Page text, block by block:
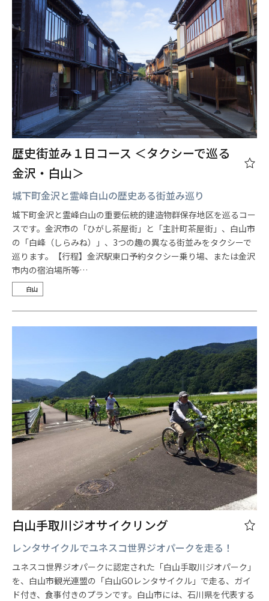
歴史街並み１日コース ＜タクシーで巡る
金沢・白山＞
城下町金沢と霊峰白山の歴史ある街並み巡り
城下町金沢と霊峰白山の重要伝統的建造物群保存地区を巡るコー
スです。金沢市の「ひがし茶屋街」と「主計町茶屋街」、白山市
の「白峰（しらみね）」、3つの趣の異なる街並みをタクシーで
巡ります。【行程】金沢駅東口予約タクシー乗り場、または金沢
市内の宿泊場所等…
白山
白山手取川ジオサイクリング
レンタサイクルでユネスコ世界ジオパークを走る！
ユネスコ世界ジオパークに認定された「白山手取川ジオパーク」
を、白山市観光連盟の「白山GOレンタサイクル」で走る、ガイ
ド付き、食事付きのプランです。白山市には、石川県を代表する